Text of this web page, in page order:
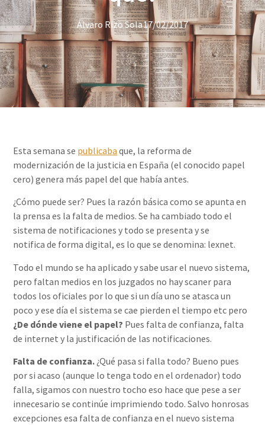
Álvaro Rizo Sola17/02/2017
Esta semana se publicaba que, la reforma de
modernización de la justicia en España (el conocido papel
cero) genera más papel del que había antes.
¿Cómo puede ser? Pues la razón básica como se apunta en
la prensa es la falta de medios. Se ha cambiado todo el
sistema de notificaciones y todo se presenta y se
notifica de forma digital, es lo que se denomina: lexnet.
Todo el mundo se ha aplicado y sabe usar el nuevo sistema,
pero faltan medios en los juzgados no hay scaner para
todos los oficiales por lo que si un día uno se atasca un
poco y ese día el sistema se cae pierden el tiempo etc pero
¿De dónde viene el papel? Pues falta de confianza, falta
de internet y la justificación de las notificaciones.
Falta de confianza. ¿Qué pasa si falla todo? Bueno pues
por si acaso (aunque lo tenga todo en el ordenador) todo
falla, sigamos con nuestro tocho eso hace que pese a ser
innecesario se continúe imprimiendo todo. Salvo honrosas
excepciones esa falta de confianza en el nuevo sistema